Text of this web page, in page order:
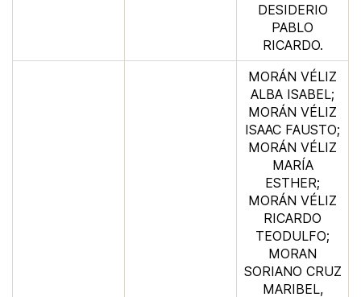
DESIDERIO
PABLO
RICARDO.
MORÁN VÉLIZ
ALBA ISABEL;
MORÁN VÉLIZ
ISAAC FAUSTO;
MORÁN VÉLIZ
MARÍA
ESTHER;
MORÁN VÉLIZ
RICARDO
TEODULFO;
MORAN
SORIANO CRUZ
MARIBEL,